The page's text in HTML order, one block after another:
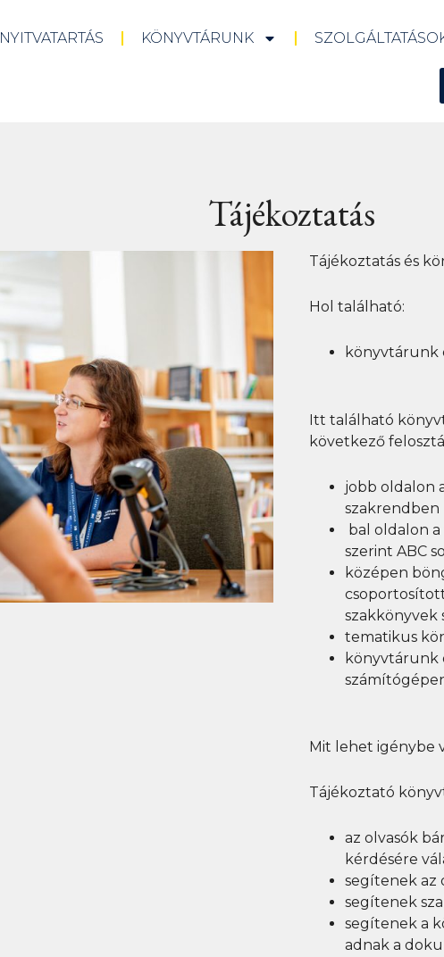
NYITVATARTÁS KÖNYVTÁRUNK
Tájékoztatás
Tájékoztatás és
Hol található:
könyvtárunk
Itt található
következő
jobb oldalon
szakrendben
bal oldalon
szerint ABC
középen
szakkönyvek
tematikus
könyvtárunk
Mit lehet igénybe
Tájékoztató
az olvasók
kérdésére
segítenek az
segítenek
segítenek a
adnak a